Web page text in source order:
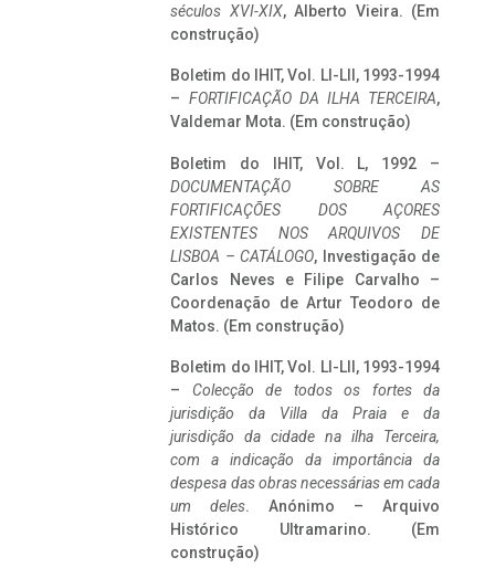
séculos XVI-XIX, Alberto Vieira. (Em
construção)
Boletim do IHIT, Vol. LI-LII, 1993-1994
– FORTIFICAÇÃO DA ILHA TERCEIRA,
Valdemar Mota. (Em construção)
Boletim do IHIT, Vol. L, 1992 –
DOCUMENTAÇÃO SOBRE AS
FORTIFICAÇÕES DOS AÇORES
EXISTENTES NOS ARQUIVOS DE
LISBOA – CATÁLOGO, Investigação de
Carlos Neves e Filipe Carvalho –
Coordenação de Artur Teodoro de
Matos. (Em construção)
Boletim do IHIT, Vol. LI-LII, 1993-1994
– Colecção de todos os fortes da
jurisdição da Villa da Praia e da
jurisdição da cidade na ilha Terceira,
com a indicação da importância da
despesa das obras necessárias em cada
um deles. Anónimo – Arquivo
Histórico Ultramarino. (Em
construção)